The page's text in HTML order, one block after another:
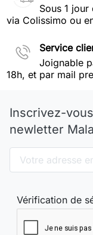
Sous 1
via Colissimo ou
Service
Joignable
18h, et par mail
Inscrivez-
newletter
Vérification de